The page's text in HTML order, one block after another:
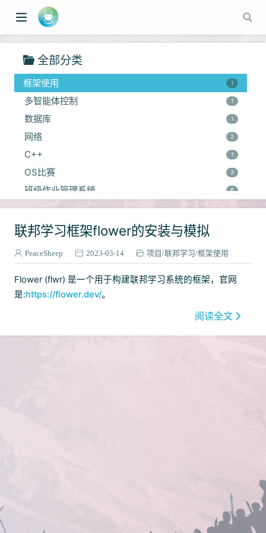
window)
全部分类
Python
Django
联邦学习
框架使用 1
多智能体控制 1
数据库 1
网络 2
C++ 1
OS比赛 3
班级作业管理系统 6
Go 2
git
Pyhton
下载器 2
联邦学习框架flower的安装与模拟
PeaceSheep 2023-03-14 项目 联邦学习 框架使用
Flower (flwr) 是一个用于构建联邦学习系统的框架，官网
是:https://flower.dev/。
阅读全文